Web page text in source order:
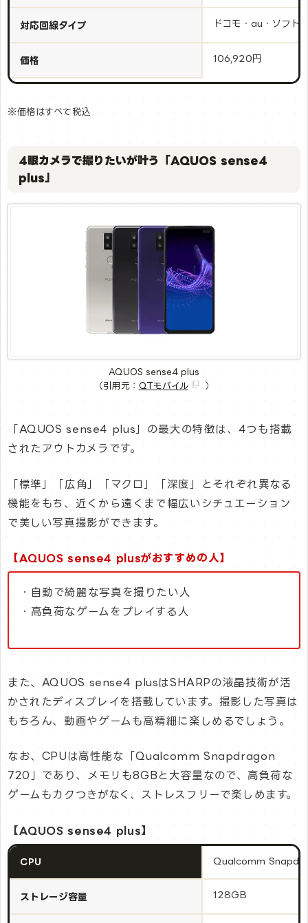
対応回線タイプ ドコモ・au・ソフト
価格 106,920円
※価格はすべて税込
4眼カメラで撮りたいが叶う「AQUOS sense4
plus」
AQUOS sense4 plus
（引用元： QTモバイル ）
「AQUOS sense4 plus」の最大の特徴は、4つも搭載
されたアウトカメラです。
「標準」「広角」「マクロ」「深度」とそれぞれ異なる
機能をもち、近くから遠くまで幅広いシチュエーション
で美しい写真撮影ができます。
【AQUOS sense4 plusがおすすめの人】
・自動で綺麗な写真を撮りたい人
・高負荷なゲームをプレイする人
また、AQUOS sense4 plusはSHARPの液晶技術が活
かされたディスプレイを搭載しています。撮影した写真は
もちろん、動画やゲームも高精細に楽しめるでしょう。
なお、CPUは高性能な「Qualcomm Snapdragon
720」であり、メモリも8GBと大容量なので、高負荷な
ゲームもカクつきがなく、ストレスフリーで楽しめます。
【AQUOS sense4 plus】
CPU Qualcomm
ストレージ容量 128GB